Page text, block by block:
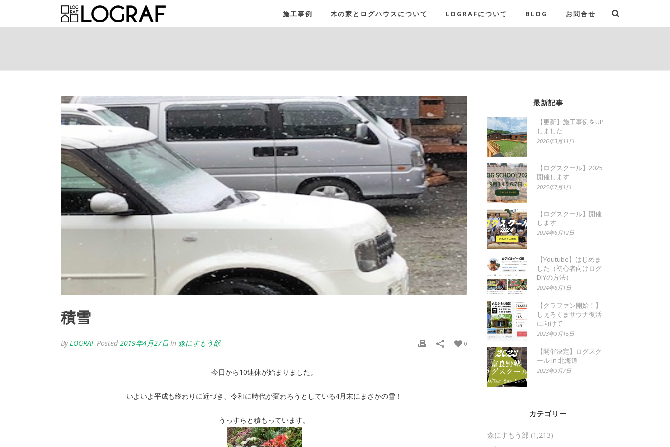
施工事例 木の家とログハウスについて LOGRAFについて BLOG お問合せ
積雪
ByLOGRAF Posted 2019年4月27日 In 森にすもう部 0
今日から10連休が始まりました。
いよいよ平成も終わりに近づき、令和に時代が変わろうとしている4月末にまさかの雪！
うっすらと積もっています。
最新記事
【更新】施工事例をUP
しました
2026年3月11日
【ログスクール】2025
開催します
2025年7月1日
【ログスクール】開催
します
2024年6月12日
【Youtube】はじめま
した（初心者向けログ
DIYの方法）
2024年6月1日
【クラファン開始！】
しぇろくまサウナ復活
に向けて
2023年9月15日
【開催決定】ログスク
ール in 北海道
2023年9月7日
カテゴリー
森にすもう部 (1,213)